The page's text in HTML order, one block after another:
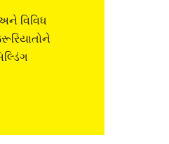
વિવિધ